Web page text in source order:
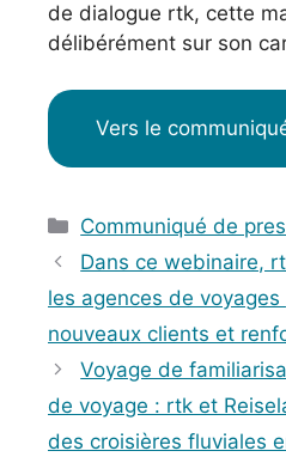
de dialogue rtk, cette
délibérément sur son
Vers le
Catégories
Communiqué de
Dans ce webinaire,
les agences de
nouveaux clients et
Voyage de
de voyage : rtk et
des croisières fluviales